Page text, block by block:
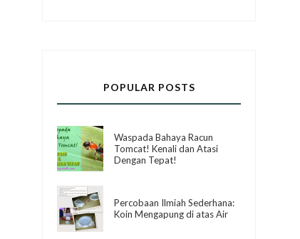
POPULAR POSTS
Waspada Bahaya Racun
Tomcat! Kenali dan Atasi
Dengan Tepat!
Percobaan Ilmiah Sederhana:
Koin Mengapung di atas Air